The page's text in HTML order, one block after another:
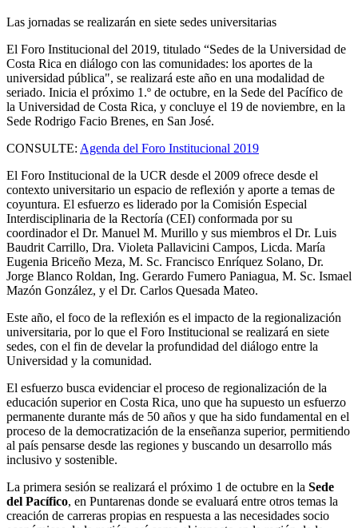
Las jornadas se realizarán en siete sedes universitarias
El Foro Institucional del 2019, titulado “Sedes de la Universidad de
Costa Rica en diálogo con las comunidades: los aportes de la
universidad pública", se realizará este año en una modalidad de
seriado. Inicia el próximo 1.º de octubre, en la Sede del Pacífico de
la Universidad de Costa Rica, y concluye el 19 de noviembre, en la
Sede Rodrigo Facio Brenes, en San José.
CONSULTE: Agenda del Foro Institucional 2019
El Foro Institucional de la UCR desde el 2009 ofrece desde el
contexto universitario un espacio de reflexión y aporte a temas de
coyuntura. El esfuerzo es liderado por la Comisión Especial
Interdisciplinaria de la Rectoría (CEI) conformada por su
coordinador el Dr. Manuel M. Murillo y sus miembros el Dr. Luis
Baudrit Carrillo, Dra. Violeta Pallavicini Campos, Licda. María
Eugenia Briceño Meza, M. Sc. Francisco Enríquez Solano, Dr.
Jorge Blanco Roldan, Ing. Gerardo Fumero Paniagua, M. Sc. Ismael
Mazón González, y el Dr. Carlos Quesada Mateo.
Este año, el foco de la reflexión es el impacto de la regionalización
universitaria, por lo que el Foro Institucional se realizará en siete
sedes, con el fin de develar la profundidad del diálogo entre la
Universidad y la comunidad.
El esfuerzo busca evidenciar el proceso de regionalización de la
educación superior en Costa Rica, uno que ha supuesto un esfuerzo
permanente durante más de 50 años y que ha sido fundamental en el
proceso de la democratización de la enseñanza superior, permitiendo
al país pensarse desde las regiones y buscando un desarrollo más
inclusivo y sostenible.
La primera sesión se realizará el próximo 1 de octubre en la Sede
del Pacífico, en Puntarenas donde se evaluará entre otros temas la
creación de carreras propias en respuesta a las necesidades socio